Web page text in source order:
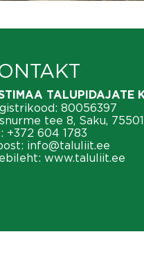
TALUPIDAJATE
80056397
tee 8, Saku,
+372 604 1783
info@taluliit.ee
www.taluliit.ee